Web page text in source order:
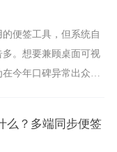
便签工具，但系统自
。想要兼顾桌面可视
今年口碑异常出众的
么？多端同步便签